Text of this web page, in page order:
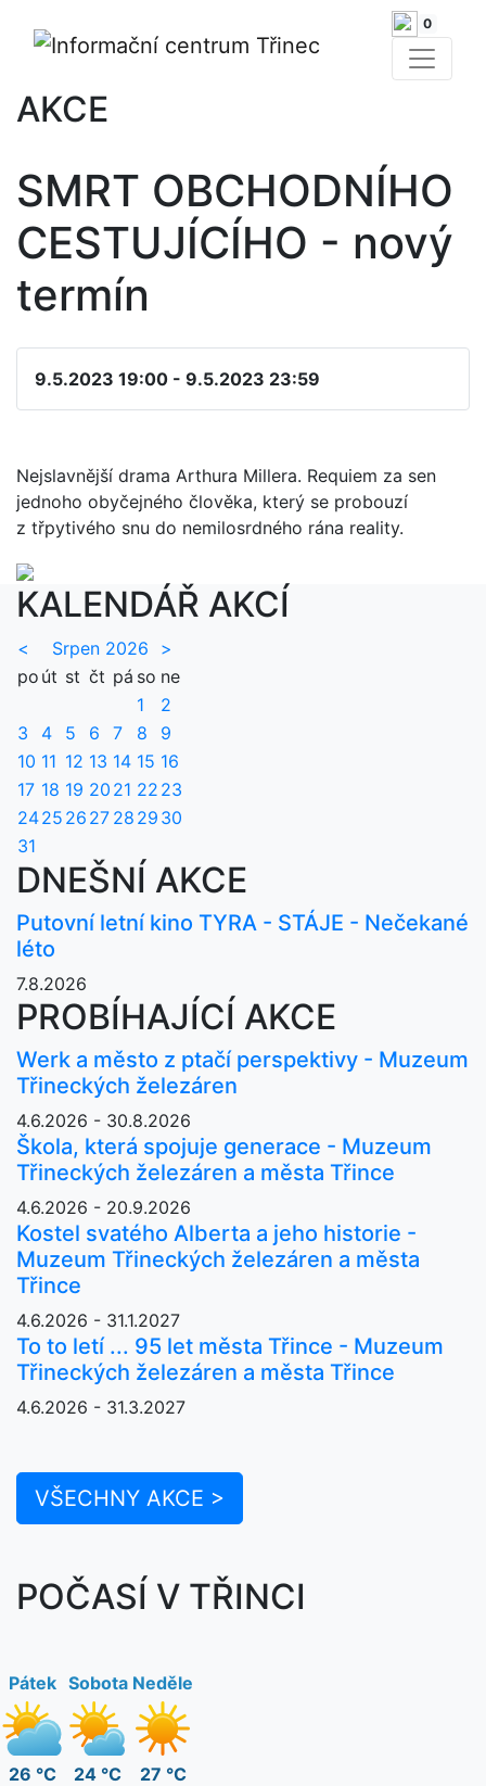
0
AKCE
SMRT OBCHODNÍHO
CESTUJÍCÍHO - nový
termín
9.5.2023 19:00 - 9.5.2023 23:59
Nejslavnější drama Arthura Millera. Requiem za sen
jednoho obyčejného člověka, který se probouzí
z třpytivého snu do nemilosrdného rána reality.
KALENDÁŘ AKCÍ
< Srpen 2026
>
po út st čt pá so ne
1
2
3
4 5 6 7 8
9
10 11 12 13 14 15 16
17 18 19 20 21 22 23
2425 26 27 28 29 30
31
DNEŠNÍ AKCE
Putovní letní kino TYRA - STÁJE - Nečekané
léto
7.8.2026
PROBÍHAJÍCÍ AKCE
Werk a město z ptačí perspektivy - Muzeum
Třineckých železáren
4.6.2026 - 30.8.2026
Škola, která spojuje generace - Muzeum
Třineckých železáren a města Třince
4.6.2026 - 20.9.2026
Kostel svatého Alberta a jeho historie -
Muzeum Třineckých železáren a města
Třince
4.6.2026 - 31.1.2027
To to letí ... 95 let města Třince - Muzeum
Třineckých železáren a města Třince
4.6.2026 - 31.3.2027
VŠECHNY AKCE >
POČASÍ V TŘINCI
Pátek
26 °C
Sobota
24 °C
Neděle
27 °C